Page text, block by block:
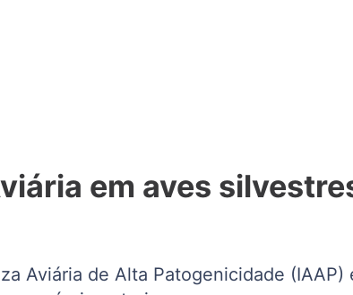
em aves
Aviária de Alta Patogenicidade